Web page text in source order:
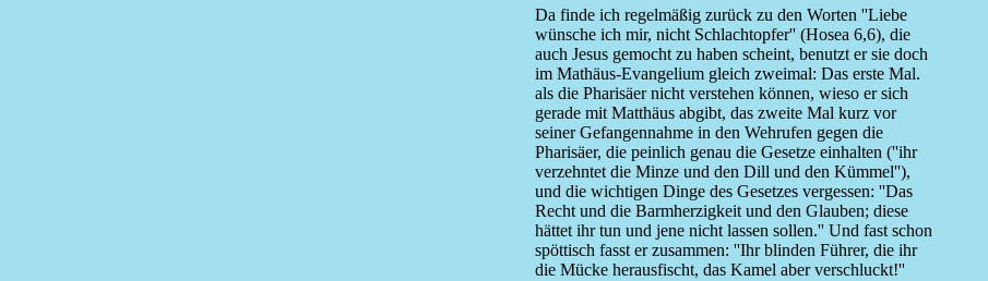
Da finde ich regelmäßig zurück zu den Worten ''Liebe
wünsche ich mir, nicht Schlachtopfer'' (Hosea 6,6), die
auch Jesus gemocht zu haben scheint, benutzt er sie doch
im Mathäus-Evangelium gleich zweimal: Das erste Mal.
als die Pharisäer nicht verstehen können, wieso er sich
gerade mit Matthäus abgibt, das zweite Mal kurz vor
seiner Gefangennahme in den Wehrufen gegen die
Pharisäer, die peinlich genau die Gesetze einhalten (''ihr
verzehntet die Minze und den Dill und den Kümmel''),
und die wichtigen Dinge des Gesetzes vergessen: ''Das
Recht und die Barmherzigkeit und den Glauben; diese
hättet ihr tun und jene nicht lassen sollen.'' Und fast schon
spöttisch fasst er zusammen: ''Ihr blinden Führer, die ihr
die Mücke herausfischt, das Kamel aber verschluckt!''